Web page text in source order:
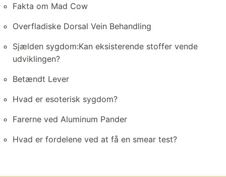
Fakta om Mad Cow
Overfladiske Dorsal Vein Behandling
Sjælden sygdom:Kan eksisterende stoffer vende
udviklingen?
Betændt Lever
Hvad er esoterisk sygdom?
Farerne ved Aluminum Pander
Hvad er fordelene ved at få en smear test?